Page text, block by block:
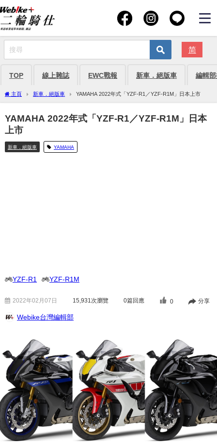
简
TOP 線上雜誌 EWC戰報 新車．絕版車 編輯
主頁 新車．絕版車 YAMAHA 2022年式「YZF-R1／YZF-R1M」日本上市
YAMAHA 2022年式「YZF-R1／YZF-R1M」日本
上市
新車．絕版車 YAMAHA
YZF-R1 YZF-R1M
2022年02月07日 15,931 次瀏覽 0篇回應 0 分享
Webike台灣編輯部